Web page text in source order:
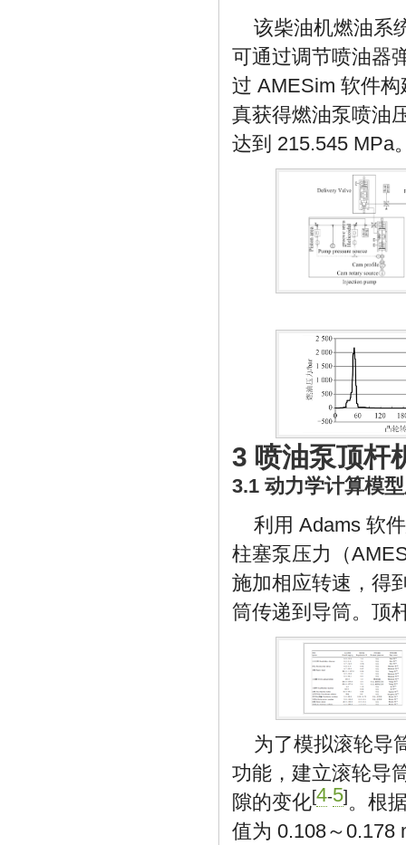
该柴油机燃油系
可通过调节喷油器
过 AMESim 软件
真获得燃油泵喷油
达到 215.545 MPa
3 喷油泵顶杆
3.1 动力学计算模
利用 Adams 软
柱塞泵压力（
施加相应转速，得
筒传递到导筒。顶
为了模拟滚轮导
功能，建立滚轮导
隙的变化[4-5]。根
值为 0.108～0.178